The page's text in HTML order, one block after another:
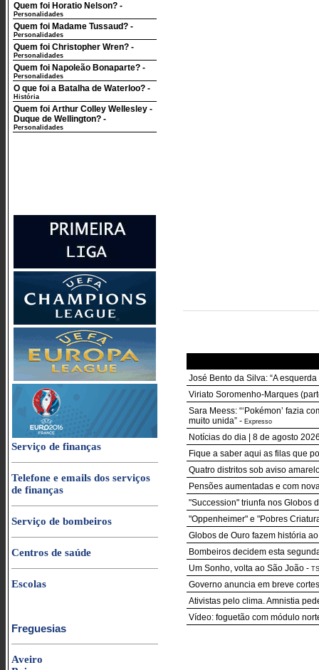
Quem foi Horatio Nelson? -
Personalidades
Quem foi Madame Tussaud? -
Personalidades
Quem foi Christopher Wren? -
Personalidades
Quem foi Napoleão Bonaparte? -
Personalidades
O que foi a Batalha de Waterloo? -
História
Quem foi Arthur Colley Wellesley -
Duque de Wellington? -
Personalidades
Serviço de finanças
Telefone e emails dos serviços
de finanças
Serviço de bombeiros
Centros de saúde
Escolas
Freguesias
Aveiro
José Bento da Silva: “A
Viriato Soromenho-Marques
Sara Meess: “‘Pokémon’ fazia
muito unida” - Expresso
Notícias do dia | 8 de agosto
Fique a saber aqui as filas que
Quatro distritos sob aviso
Pensões aumentadas e com
"Succession" triunfa nos Globos
"Oppenheimer" e "Pobres
Globos de Ouro fazem história
Bombeiros decidem esta
Um Sonho, volta ao São João -
Governo anuncia em breve
Ativistas pelo clima. Amnistia
Vídeo: foguetão com módulo